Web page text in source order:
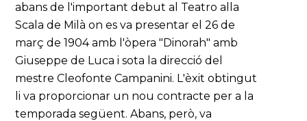
abans de l'important debut al Teatro alla
Scala de Milà on es va presentar el 26 de
març de 1904 amb l'òpera "Dinorah" amb
Giuseppe de Luca i sota la direcció del
mestre Cleofonte Campanini. L'èxit obtingut
li va proporcionar un nou contracte per a la
temporada següent. Abans, però, va